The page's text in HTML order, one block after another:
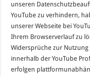
unseren
YouTube zu verhindern,
unserer Webseite bei
Ihrem Browserverlauf zu
Widersprüche zur Nutzung
innerhalb der YouTube
erfolgen